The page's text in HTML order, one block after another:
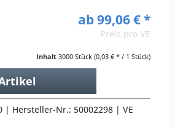
ab 99,06 € *
Preis pro VE
Inhalt 3000 Stück (0,03 € * / 1 Stück)
| Hersteller-Nr.: 50002298 | VE